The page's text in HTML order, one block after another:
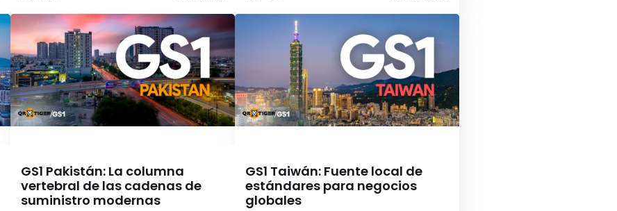
GS1 Pakistán: La columna
vertebral de las cadenas de
suministro modernas
GS1 Taiwán: Fuente local de
estándares para negocios
globales